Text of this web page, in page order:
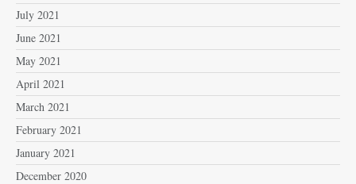
July 2021
June 2021
May 2021
April 2021
March 2021
February 2021
January 2021
December 2020